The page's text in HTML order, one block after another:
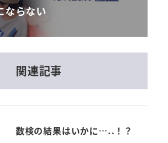
ならない
関連記事
数検の結果はいかに…..！？